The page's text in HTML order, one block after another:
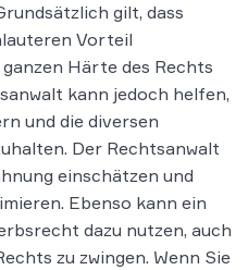
gilt, dass
Vorteil
Härte des Rechts
kann jedoch helfen,
und die diversen
Der Rechtsanwalt
einschätzen und
Ebenso kann ein
dazu nutzen, auch
zu zwingen. Wenn Sie